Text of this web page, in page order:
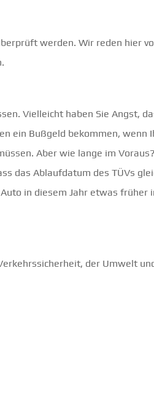
werden. Wir reden hier
Vielleicht haben Sie Angst,
ein Bußgeld bekommen, wenn
Aber wie lange im
das Ablaufdatum des TÜVs
in diesem Jahr etwas früher
der Umwelt